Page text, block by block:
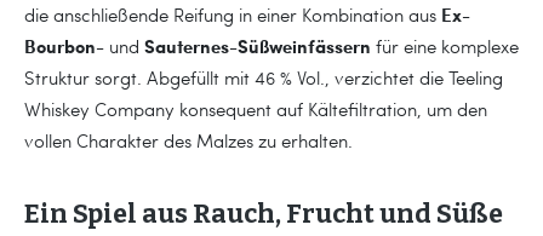
die anschließende Reifung in einer Kombination aus Ex-
Bourbon- und Sauternes-Süßweinfässern für eine komplexe
Struktur sorgt. Abgefüllt mit 46 % Vol., verzichtet die Teeling
Whiskey Company konsequent auf Kältefiltration, um den
vollen Charakter des Malzes zu erhalten.
Ein Spiel aus Rauch, Frucht und Süße